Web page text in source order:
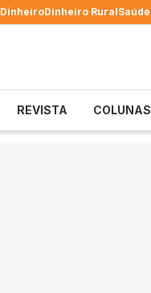
DinheiroDinheiro RuralSaúde
REVISTA COLUNAS